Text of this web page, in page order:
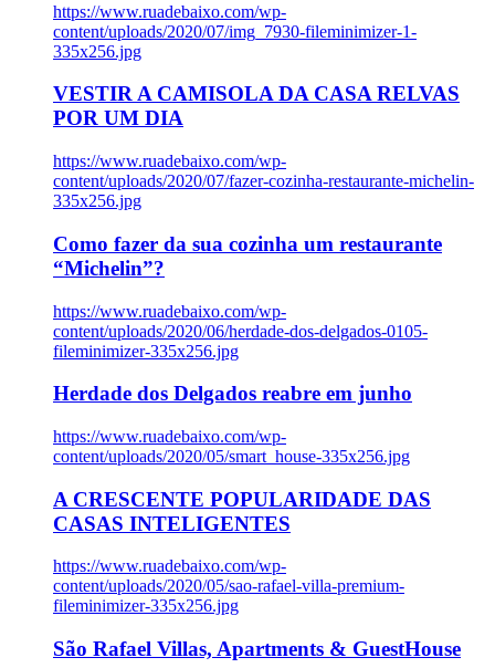
https://www.ruadebaixo.com/wp-
content/uploads/2020/07/img_7930-fileminimizer-1-
335x256.jpg
VESTIR A CAMISOLA DA CASA RELVAS
POR UM DIA
https://www.ruadebaixo.com/wp-
content/uploads/2020/07/fazer-cozinha-restaurante-michelin-
335x256.jpg
Como fazer da sua cozinha um restaurante
“Michelin”?
https://www.ruadebaixo.com/wp-
content/uploads/2020/06/herdade-dos-delgados-0105-
fileminimizer-335x256.jpg
Herdade dos Delgados reabre em junho
https://www.ruadebaixo.com/wp-
content/uploads/2020/05/smart_house-335x256.jpg
A CRESCENTE POPULARIDADE DAS
CASAS INTELIGENTES
https://www.ruadebaixo.com/wp-
content/uploads/2020/05/sao-rafael-villa-premium-
fileminimizer-335x256.jpg
São Rafael Villas, Apartments & GuestHouse